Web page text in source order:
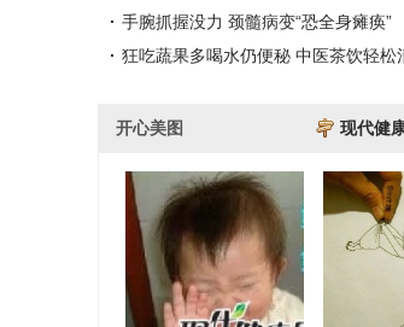
手腕抓握没力 颈髓病变“恐全身瘫痪”
狂吃蔬果多喝水仍便秘 中医茶饮轻松
开心美图 现代健